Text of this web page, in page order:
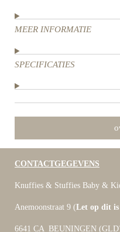
MEER INFORMATIE
SPECIFICATIES
CONTACTGEGEVENS
Knuffies & Stuffies Baby &
Anemoonstraat 9 (Let op dit is
6641 CA BEUNINGEN